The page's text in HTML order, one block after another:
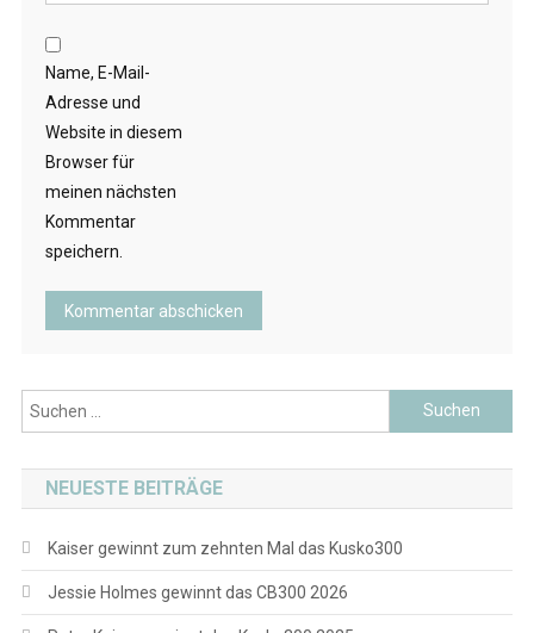
Name, E-Mail-
Adresse und
Website in diesem
Browser für
meinen nächsten
Kommentar
speichern.
Suchen
nach:
NEUESTE BEITRÄGE
Kaiser gewinnt zum zehnten Mal das Kusko300
Jessie Holmes gewinnt das CB300 2026